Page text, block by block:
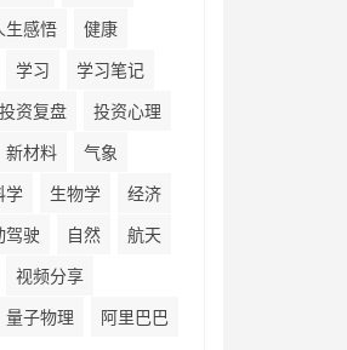
生感悟
健康
学习
学习笔记
投资复盘
投资心理
新材料
气象
学 生物学
经济
驾驶 自然
航天
视频分享
量子物理
阿里巴巴